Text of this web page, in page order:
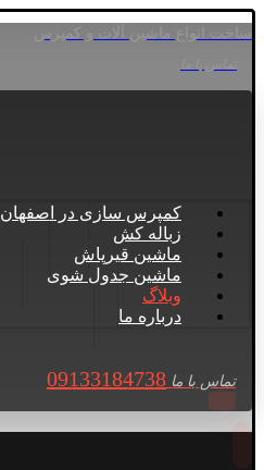
ساخت انواع ماشین آلات و کمپرس
کمپرس سازی در اصفهان
زباله کش
ماشین قیرپاش
ماشین جدول شوی
وبلاگ
درباره ما
تماس با ما 09133184738